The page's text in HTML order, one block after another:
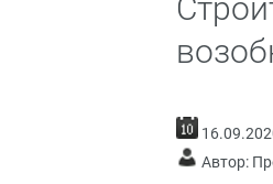
Автор: